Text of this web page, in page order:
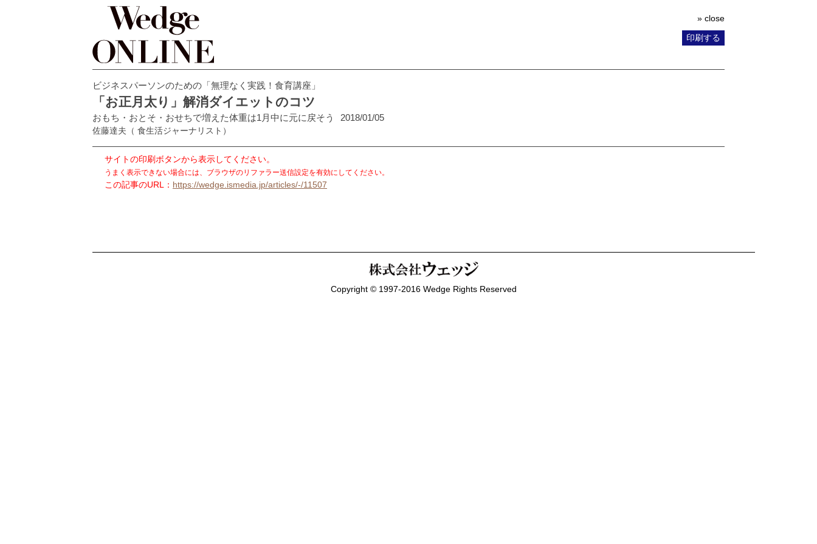
» close
印刷する
ビジネスパーソンのための「無理なく実践！食育講座」
「お正月太り」解消ダイエットのコツ
おもち・おとそ・おせちで増えた体重は1月中に元に戻そう 2018/01/05
佐藤達夫 （ 食生活ジャーナリスト）
サイトの印刷ボタンから表示してください。
うまく表示できない場合には、ブラウザのリファラー送信設定を有効にしてください。
この記事のURL： https://wedge.ismedia.jp/articles/-/11507
Copyright © 1997-2016 Wedge Rights Reserved